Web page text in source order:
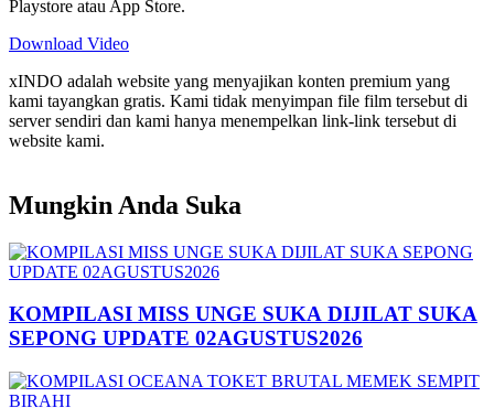
Playstore atau App Store.
Download Video
xINDO adalah website yang menyajikan konten premium yang
kami tayangkan gratis. Kami tidak menyimpan file film tersebut di
server sendiri dan kami hanya menempelkan link-link tersebut di
website kami.
Mungkin Anda Suka
KOMPILASI MISS UNGE SUKA DIJILAT SUKA
SEPONG UPDATE 02AGUSTUS2026